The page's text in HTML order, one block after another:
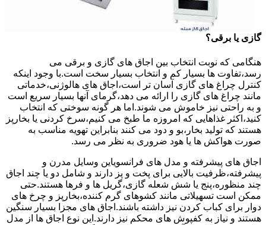
گازی یا برقی؟
هنگامی که نوبت انتخاب بین اجاق های گازی و برقی می
رسد،تفاوت ها بسیار کم و انتخاب بسیار سخت است.با وجود اینکه
کنترل چراغ های گازی آسان تر است،اجاق های هالوژنی،خدماتی
مانند چراغ های گازی را ارائه می دهد،گرمای آنها بسیار سریع است
و به راحتی نیز خاموش می شوند.اما هر گونه سوختی که انتخاب
کنید،اکثر غذاهایی که امروزه ما طبخ می کنیم،سرخ کردنی یا بخارپز
هستند که تولید بخار،بو و دود می کنند بنابراین تهویه مناسب به
صورت هواکش ها یا هود ضروری به نظر می رسد.
اجاق های پیشرفته و مدل های فرانسویاین وسایل مدرن و
پیشرفته،ظرفیت بالایی برای پخت و پز دارند و شامل دو یا چند اجاق
چند منظوره،پنج یا شش شعله گازی،گریل ها و فرها هستند.حتی
ممکن است تسهیلاتی مانند کشوهای گرم کننده،بخارپز و چرخ های
دوار برای کباب کردن نیز داشته باشند.اجاق های مجزا بسیار سنگین
هستند و نیاز به کفپوش های محکم نیز دارند.این نوع اجاق ها از مدل